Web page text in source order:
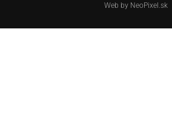
Web by NeoPixel.sk